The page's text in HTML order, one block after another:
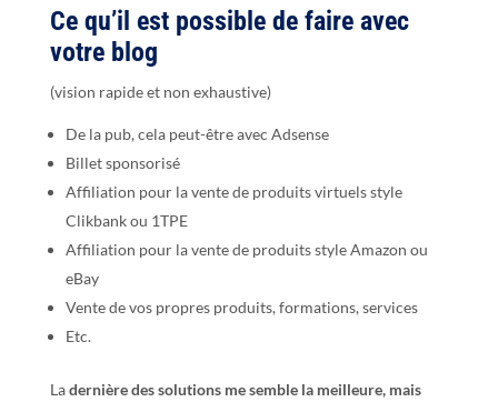
Ce qu’il est possible de faire avec
votre blog
(vision rapide et non exhaustive)
De la pub, cela peut-être avec Adsense
Billet sponsorisé
Affiliation pour la vente de produits virtuels style
Clikbank ou 1TPE
Affiliation pour la vente de produits style Amazon ou
eBay
Vente de vos propres produits, formations, services
Etc.
Ladernière des solutions me semble la meilleure, mais